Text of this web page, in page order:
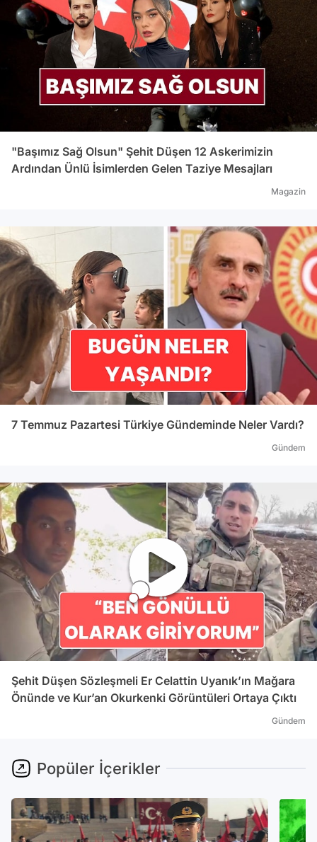
"Başımız Sağ Olsun" Şehit Düşen 12 Askerimizin
Ardından Ünlü İsimlerden Gelen Taziye Mesajları
Magazin
7 Temmuz Pazartesi Türkiye Gündeminde Neler Vardı?
Gündem
Şehit Düşen Sözleşmeli Er Celattin Uyanık’ın Mağara
Önünde ve Kur’an Okurkenki Görüntüleri Ortaya Çıktı
Gündem
Popüler İçerikler